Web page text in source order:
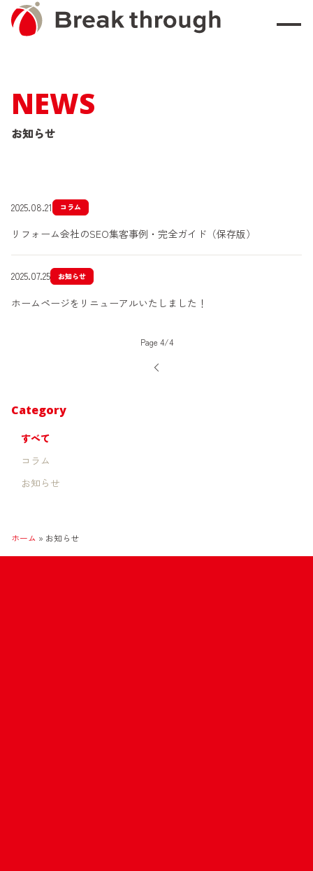
NEWS
お知らせ
2025.08.21 コラム
リフォーム会社のSEO集客事例・完全ガイド（保存版）
2025.07.25 お知らせ
ホームページをリニューアルいたしました！
Page 4/4
Category
すべて
コラム
お知らせ
ホーム » お知らせ